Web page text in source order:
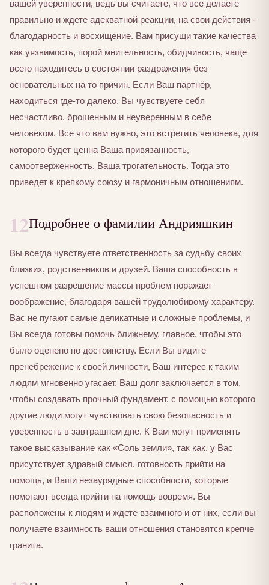
вашей уверенности, ведь вы считаете, что все делаете
правильно и ждете адекватной реакции, на свои действия -
благодарность и восхищение. Вам присущи такие качества
как уязвимость, порой мнительность, обидчивость, чаще
всего находитесь в состоянии раздражения без
основательных на то причин. Если Ваш партнёр,
находиться где-то далеко, Вы чувствуете себя
несчастливо, брошенным и неуверенным в себе
человеком. Все что вам нужно, это встретить человека, для
которого будет ценна Ваша привязанность,
самоотверженность, Ваша трогательность. Тогда это
приведет к крепкому союзу и гармоничным отношениям.
12Подробнее о фамилии Андрияшкин
Вы всегда чувствуете ответственность за судьбу своих
близких, родственников и друзей. Ваша способность в
успешном разрешение массы проблем поражает
воображение, благодаря вашей трудолюбивому характеру.
Вас не пугают самые деликатные и сложные проблемы, и
Вы всегда готовы помочь ближнему, главное, чтобы это
было оценено по достоинству. Если Вы видите
пренебрежение к своей личности, Ваш интерес к таким
людям мгновенно угасает. Ваш долг заключается в том,
чтобы создавать прочный фундамент, с помощью которого
другие люди могут чувствовать свою безопасность и
уверенность в завтрашнем дне. К Вам могут применять
такое высказывание как «Соль земли», так как, у Вас
присутствует здравый смысл, готовность прийти на
помощь, и Ваши незаурядные способности, которые
помогают всегда прийти на помощь вовремя. Вы
расположены к людям и ждете взаимного и от них, если вы
получаете взаимность ваши отношения становятся крепче
гранита.